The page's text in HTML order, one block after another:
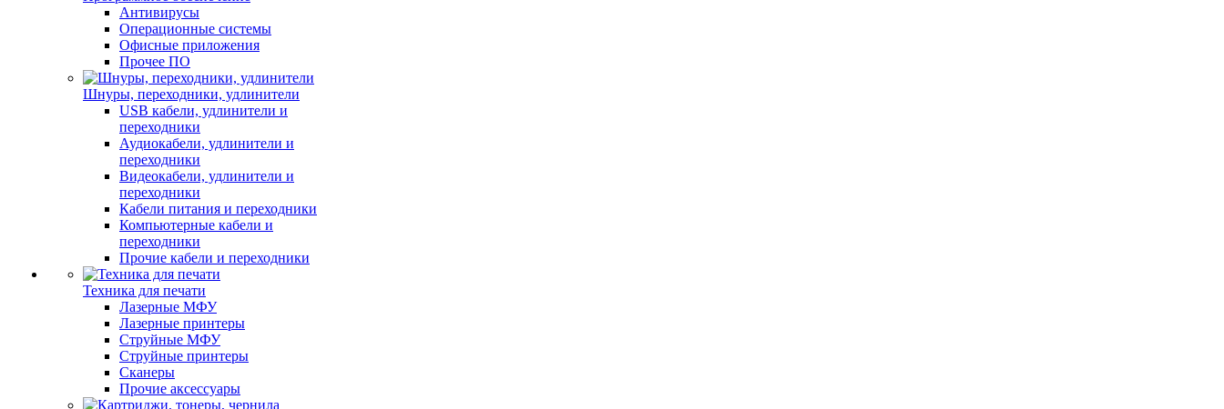
Антивирусы
Операционные системы
Офисные приложения
Прочее ПО
Шнуры, переходники, удлинители
USB кабели, удлинители и
переходники
Аудиокабели, удлинители и
переходники
Видеокабели, удлинители и
переходники
Кабели питания и переходники
Компьютерные кабели и
переходники
Прочие кабели и переходники
Техника для печати
Лазерные МФУ
Лазерные принтеры
Струйные МФУ
Струйные принтеры
Сканеры
Прочие аксессуары